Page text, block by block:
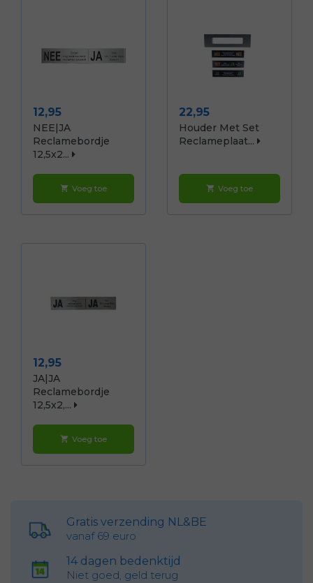
Prijs
12,95
NEE|JA
Reclamebordje
12,5x2...
shopping_cart Voeg toe
Prijs
22,95
Houder Met Set
Reclameplaat...
shopping_cart Voeg toe
Prijs
12,95
JA|JA
Reclamebordje
12,5x2,...
shopping_cart Voeg toe
Gratis verzending NL&BE
vanaf 69 euro
14 dagen bedenktijd
Niet goed, geld terug